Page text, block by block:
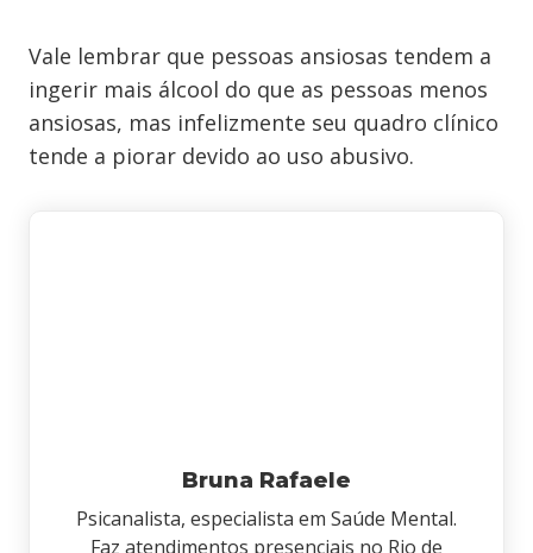
Vale lembrar que pessoas ansiosas tendem a
ingerir mais álcool do que as pessoas menos
ansiosas, mas infelizmente seu quadro clínico
tende a piorar devido ao uso abusivo.
Bruna Rafaele
Psicanalista, especialista em Saúde Mental.
Faz atendimentos presenciais no Rio de